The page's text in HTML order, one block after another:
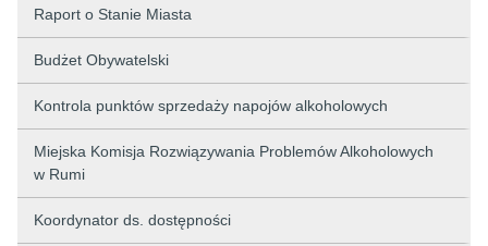
Raport o Stanie Miasta
Budżet Obywatelski
Kontrola punktów sprzedaży napojów alkoholowych
Miejska Komisja Rozwiązywania Problemów Alkoholowych
w Rumi
Koordynator ds. dostępności